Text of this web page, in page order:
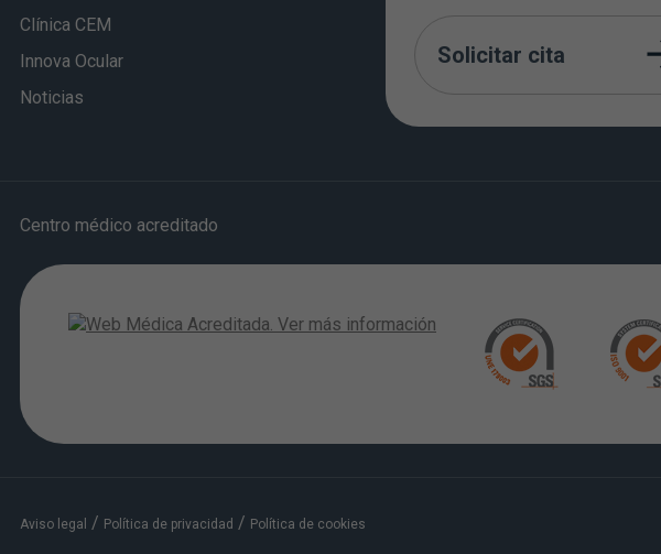
Clínica CEM
Innova Ocular
Noticias
Solicitar cita
Centro médico acreditado
Aviso legal / Política de privacidad / Política de cookies